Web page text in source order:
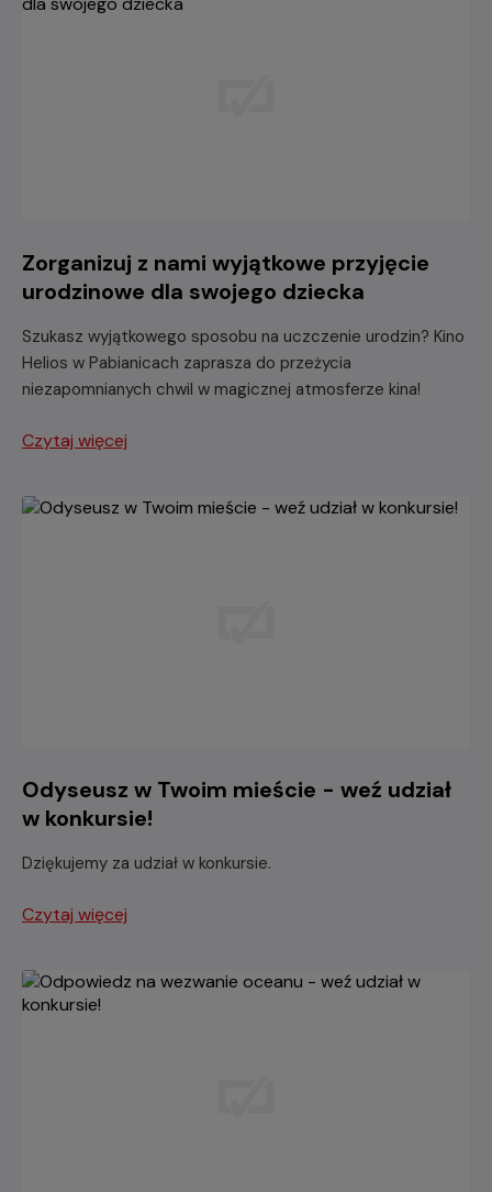
Zorganizuj z nami wyjątkowe przyjęcie
urodzinowe dla swojego dziecka
Szukasz wyjątkowego sposobu na uczczenie urodzin? Kino
Helios w Pabianicach zaprasza do przeżycia
niezapomnianych chwil w magicznej atmosferze kina!
Czytaj więcej
Odyseusz w Twoim mieście - weź udział
w konkursie!
Dziękujemy za udział w konkursie.
Czytaj więcej